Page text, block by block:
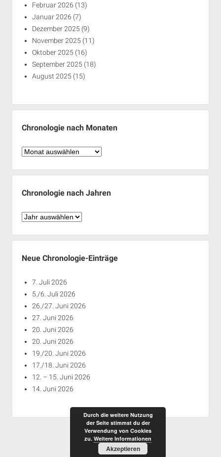
Februar 2026 (13)
Januar 2026 (7)
Dezember 2025 (9)
November 2025 (11)
Oktober 2025 (16)
September 2025 (18)
August 2025 (15)
Chronologie nach Monaten
Chronologie
Monaten
Chronologie nach Jahren
Chronologie
Jahren
Neue Chronologie-Einträge
7. Juli 2026
5./6. Juli 2026
26./27. Juni 2026
27. Juni 2026
20. Juni 2026
20. Juni 2026
19./20. Juni 2026
17./18. Juni 2026
12. – 15. Juni 2026
14. Juni 2026
Durch die weitere Nutzung
der Seite stimmst du der
Verwendung von Cookies
zu. Weitere Informationen
Akzeptieren